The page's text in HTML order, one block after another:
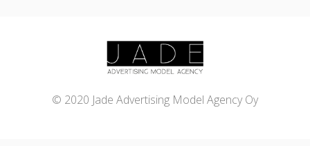
© 2020 Jade Advertising Model Agency Oy